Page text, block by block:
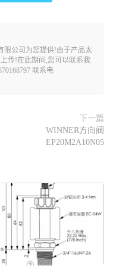
限公司为您提供!由于产品太
传!在此期间,您可以联系我
联系电
下一篇
WINNER方向阀
EP20M2A10N05